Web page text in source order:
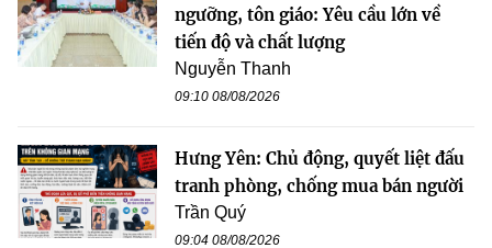
ngưỡng, tôn giáo: Yêu cầu lớn về
tiến độ và chất lượng
Nguyễn Thanh
09:10 08/08/2026
Hưng Yên: Chủ động, quyết liệt đấu
tranh phòng, chống mua bán người
Trần Quý
09:04 08/08/2026